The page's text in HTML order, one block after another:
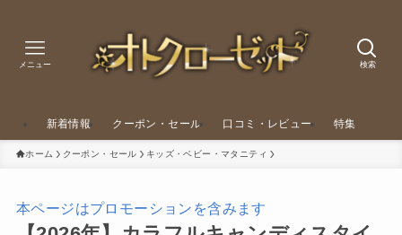
検索
メニュー
新着情報 クーポン・セール 口コミ・レビュー 特集
ホーム クーポン・セール キッズ・ベビー・マタニティ
本ページはプロモーションを含みます